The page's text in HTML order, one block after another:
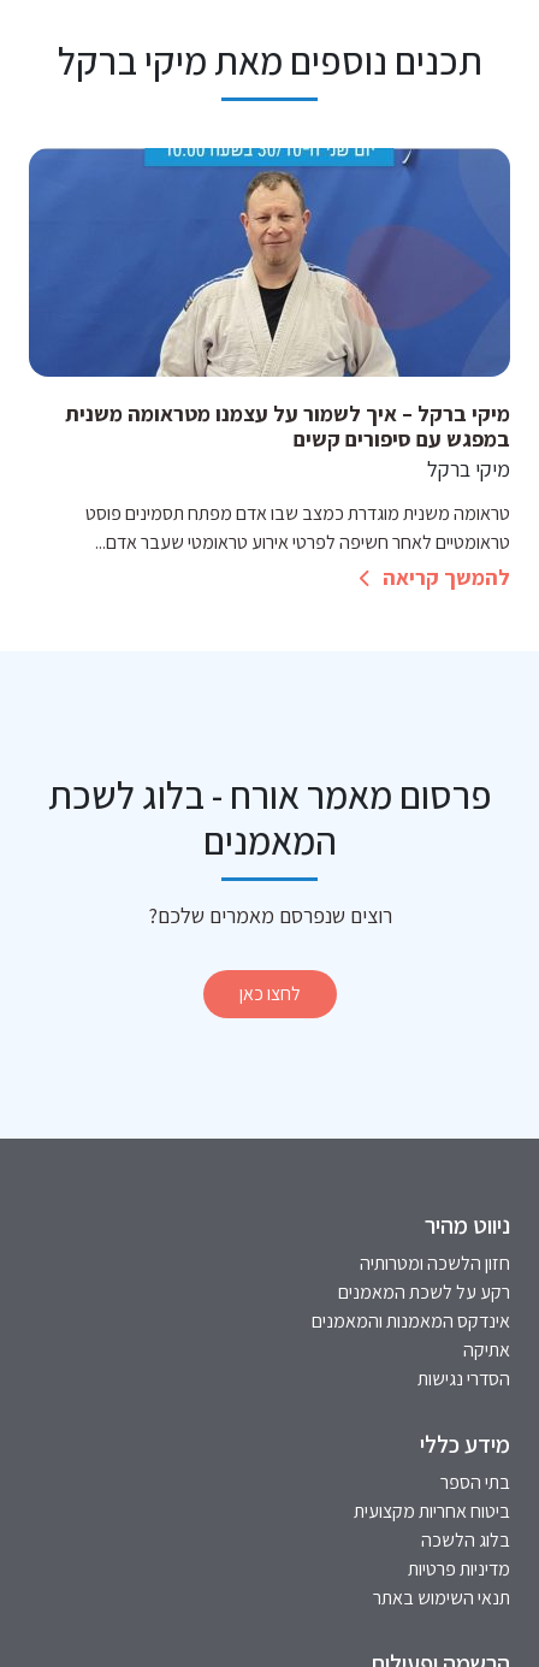
תכנים נוספים מאת מיקי ברקל
מיקי ברקל – איך לשמור על עצמנו מטראומה משנית
במפגש עם סיפורים קשים
מיקי ברקל
טראומה משנית מוגדרת כמצב שבו אדם מפתח תסמינים פוסט
טראומטיים לאחר חשיפה לפרטי אירוע טראומטי שעבר אדם...
להמשך קריאה
פרסום מאמר אורח - בלוג לשכת
המאמנים
רוצים שנפרסם מאמרים שלכם?
לחצו כאן
ניווט מהיר
חזון הלשכה ומטרותיה
רקע על לשכת המאמנים
אינדקס המאמנות והמאמנים
אתיקה
הסדרי נגישות
מידע כללי
בתי הספר
ביטוח אחריות מקצועית
בלוג הלשכה
מדיניות פרטיות
תנאי השימוש באתר